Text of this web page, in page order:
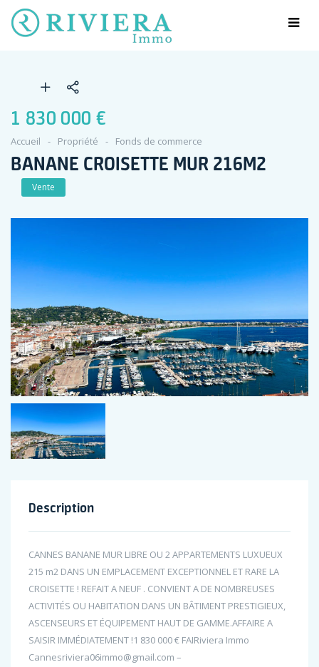
1 830 000 €
Accueil Propriété Fonds de commerce
BANANE CROISETTE MUR 216M2
Vente
Description
CANNES BANANE MUR LIBRE OU 2 APPARTEMENTS LUXUEUX
215 m2 DANS UN EMPLACEMENT EXCEPTIONNEL ET RARE LA
CROISETTE ! REFAIT A NEUF . CONVIENT A DE NOMBREUSES
ACTIVITÉS OU HABITATION DANS UN BÂTIMENT PRESTIGIEUX,
ASCENSEURS ET ÉQUIPEMENT HAUT DE GAMME.AFFAIRE A
SAISIR IMMÉDIATEMENT !1 830 000 € FAIRiviera Immo
Cannesriviera06immo@gmail.com –